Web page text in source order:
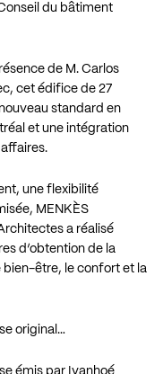
du bâtiment
de M. Carlos
cet édifice de 27
standard en
et une intégration
une flexibilité
MENKÈS
a réalisé
d’obtention de la
être, le confort et la
original…
émis par Ivanhoé